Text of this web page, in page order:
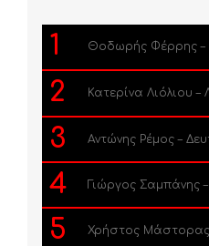
1 Θοδωρής Φέρρης –
2 Κατερίνα Λιόλιου
3 Αντώνης Ρέμος –
4 Γιώργος Σαμπάνης
5 Χρήστος